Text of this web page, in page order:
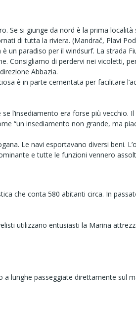
si giunge da nord è la prima località
di tutta la riviera. (Mandrač, Plavi
un paradiso per il windsurf. La strada
Consigliamo di perdervi nei vicoletti,
Abbazia.
è in parte cementata per facilitare
l’insediamento era forse più vecchio.
“un insediamento non grande, ma
Le navi esportavano diversi beni.
e tutte le funzioni vennero
che conta 580 abitanti circa. In
utilizzano entusiasti la Marina
a lunghe passeggiate direttamente sul